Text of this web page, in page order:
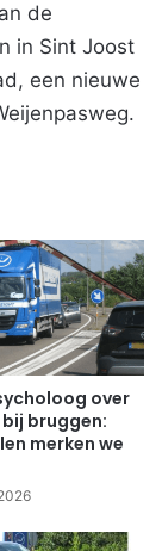
de
in Sint Joost
een nieuwe
over
bruggen:
merken we